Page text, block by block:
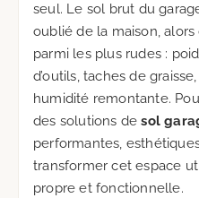
seul. Le sol brut du
oublié de la maison,
parmi les plus rudes :
d’outils, taches de
humidité remontante.
des solutions desol
performantes,
transformer cet espace
propre et fonctionnelle.